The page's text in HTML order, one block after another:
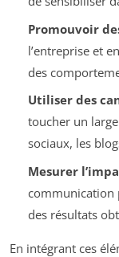
Promouvoir
l’entreprise et
des
Utiliser des
toucher un
sociaux, les
Mesurer
communication
des résultats
En intégrant ces